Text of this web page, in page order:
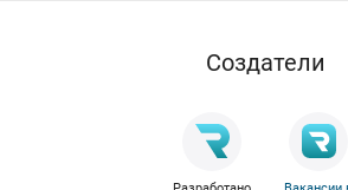
Cоздатели